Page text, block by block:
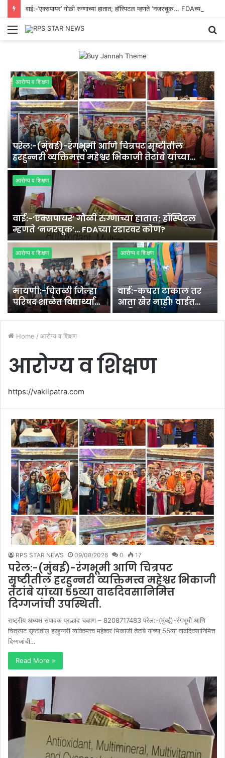
Menu
आरोग्य व शिक्षण
परेल:-(मुंबई)-रंगभूमी आणि चित्रपट सृष्टीतील
हरहुन्नरी व्यक्तिमत्त्व महेश्वर भिकाजी तेटांबे यांच्या
55व्या वाढदिवसानिमित्त दिग्गजांची उपस्थिती.
आरोग्य व शिक्षण
वाई:-‘एक्सपायर’ गोळी रुग्णाच्या हातात; हॉस्पिटल
म्हणते ‘नजरचूक’… FDAच्या रडारवर कोण?
आरोग्य व शिक्षण
मायणी:-चितळी जिल्हा
परिषद शाळेत विद्यार्थ्यांना
गणवेश वाटप.
आरोग्य व शिक्षण
वाई:-कचरा टाकाल तर
आता खैर नाही! वाईत
पालिकेचा ‘ॲक्शन मोड’;
सीसीटीव्हीत कैद झालात
Home / आरोग्य व शिक्षण
आरोग्य व शिक्षण
https://vakilpatra.com
RPS STAR NEWS 09/08/2026 0 17
परेल:-(मुंबई)-रंगभूमी आणि चित्रपट
सृष्टीतील हरहुन्नरी व्यक्तिमत्त्व महेश्वर भिकाजी
तेटांबे यांच्या 55व्या वाढदिवसानिमित्त
दिग्गजांची उपस्थिती.
राष्ट्रीय अध्यक्ष संपादक प्रल्हाद चव्हाण – 8208717483 परेल:-(मुंबई)-रंगभूमी आणि
चित्रपट सृष्टीतील हरहुन्नरी व्यक्तिमत्त्व महेश्वर भिकाजी तेटांबे यांच्या 55व्या वाढदिवसानिमित्त
दिग्गजांची…
Read More »